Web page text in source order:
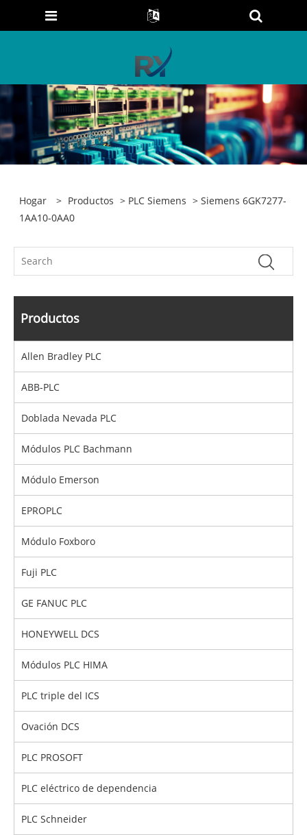
Hogar > Productos > PLC Siemens > Siemens 6GK7277-
1AA10-0AA0
Productos
Allen Bradley PLC
ABB-PLC
Doblada Nevada PLC
Módulos PLC Bachmann
Módulo Emerson
EPROPLC
Módulo Foxboro
Fuji PLC
GE FANUC PLC
HONEYWELL DCS
Módulos PLC HIMA
PLC triple del ICS
Ovación DCS
PLC PROSOFT
PLC eléctrico de dependencia
PLC Schneider